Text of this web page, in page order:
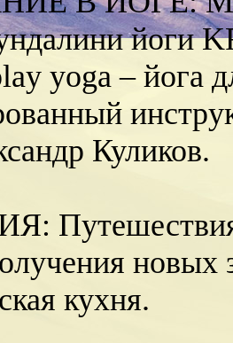
йоги
yoga – йога
Куликов.
Путешествия
кухня.